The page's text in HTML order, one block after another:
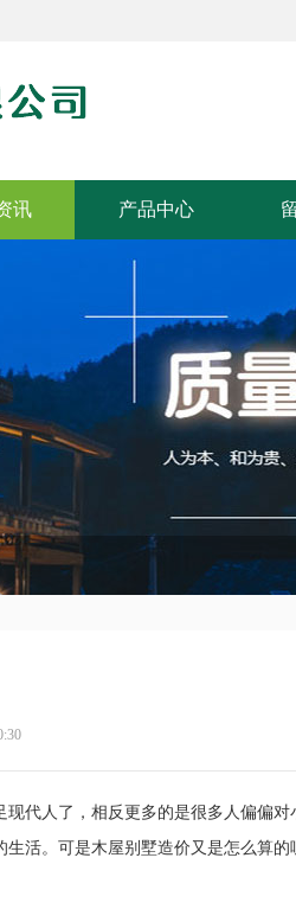
讯 产品中心
代人了，相反更多的是很多人偏偏对
活。可是木屋别墅造价又是怎么算